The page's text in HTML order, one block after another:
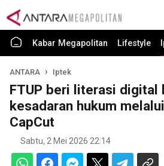
Kabar Megapolitan Lifestyle
ANTARA Iptek
FTUP beri literasi digital
kesadaran hukum
CapCut
Sabtu, 2 Mei 2026 22:14